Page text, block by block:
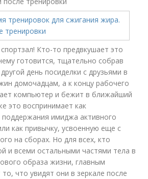
Кто-то предвкушает это
готовится, тщательно собрав
день посиделки с друзьями в
домочадцам, а к концу рабочего
компьютер и бежит в ближайший
это воспринимает как
имиджа активного
как привычку, усвоенную еще с
на сборах. Но для всех, кто
и всеми остальными частями тела в
образа жизни, главным
то, что увидят они в зеркале после